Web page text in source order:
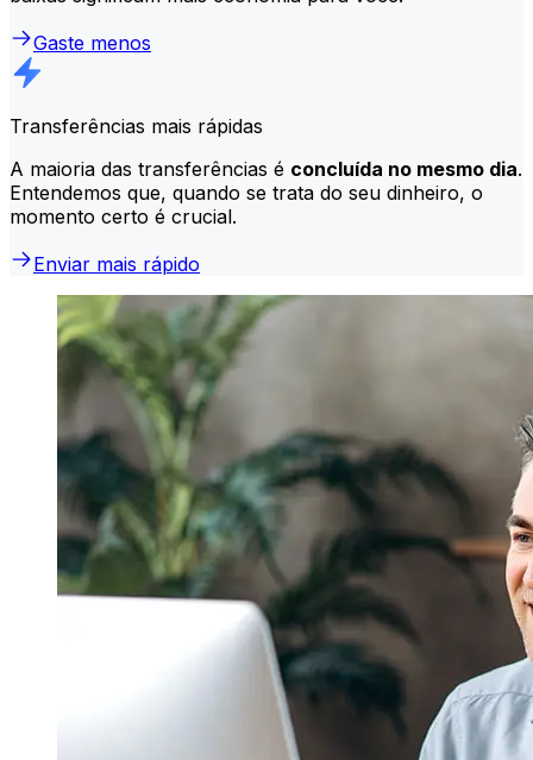
Gaste menos
Transferências mais rápidas
A maioria das transferências é concluída no mesmo dia.
Entendemos que, quando se trata do seu dinheiro, o
momento certo é crucial.
Enviar mais rápido